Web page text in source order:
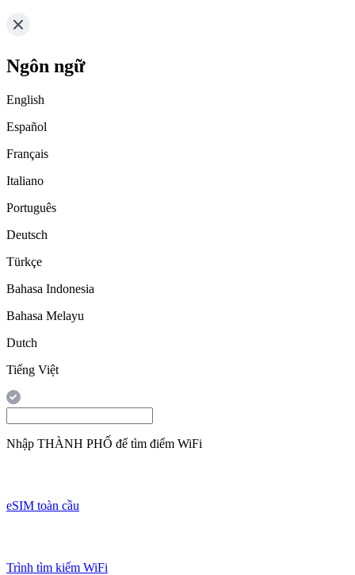
Ngôn ngữ
English
Español
Français
Italiano
Português
Deutsch
Türkçe
Bahasa Indonesia
Bahasa Melayu
Dutch
Tiếng Việt
Nhập THÀNH PHỐ để tìm điểm WiFi
eSIM toàn cầu
Trình tìm kiếm WiFi